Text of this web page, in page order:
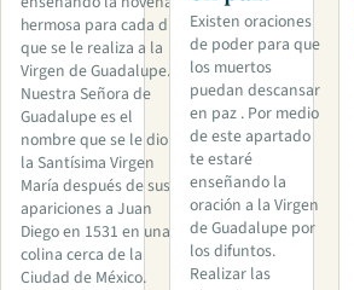
hermosa para cada día
que se le realiza a la
Virgen de Guadalupe.
Nuestra Señora de
Guadalupe es el
nombre que se le dio a
la Santísima Virgen
María después de sus
apariciones a Juan
Diego en 1531 en una
colina cerca de la
Ciudad de México.
Existen oraciones
de poder para que
los muertos
puedan descansar
en paz . Por medio
de este apartado
te estaré
enseñando la
oración a la Virgen
de Guadalupe por
los difuntos.
Realizar las